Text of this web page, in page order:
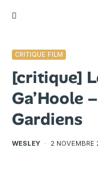
CRITIQUE FILM
[critique]
Ga’Hoole
Gardiens
WESLEY · 2 NOVEMBRE